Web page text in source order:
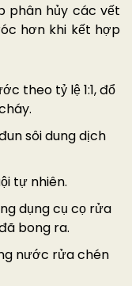
phân hủy các vết
hơn khi kết hợp
theo tỷ lệ 1:1, đổ
sôi dung dịch
tự nhiên.
dụng cụ cọ rửa
bong ra.
nước rửa chén